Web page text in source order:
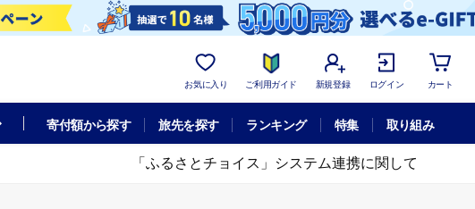
お気に入り ご利用ガイド 新規登録 ログイン カート
寄付額から探す 旅先を探す ランキング 特集 取り組み
「ふるさとチョイス」システム連携に関して